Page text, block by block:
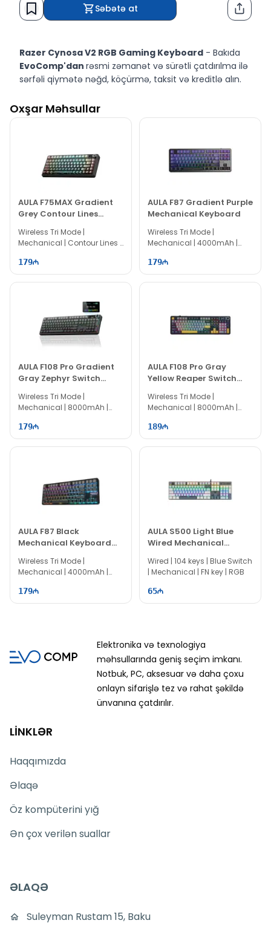
Səbətə at
Razer Cynosa V2 RGB Gaming Keyboard - Bakıda
EvoComp'dan rəsmi zəmanət və sürətli çatdırılma ilə
sərfəli qiymətə nəğd, köçürmə, taksit və kreditlə alın.
Oxşar Məhsullar
AULA F75MAX Gradient
Grey Contour Lines
Mechanical Keyboard
Wireless Tri Mode |
Mechanical | Contour Lines |
179
AULA F87 Gradient Purple
Mechanical Keyboard
Wireless Tri Mode |
Mechanical | 4000mAh |
179
AULA F108 Pro Gradient
Gray Zephyr Switch
Wireless Keyboard
Wireless Tri Mode |
Mechanical | 8000mAh |
179
AULA F108 Pro Gray
Yellow Reaper Switch
Wireless Keyboard
Wireless Tri Mode |
Mechanical | 8000mAh |
189
AULA F87 Black
Mechanical Keyboard
Space Crystal Switch
Wireless Tri Mode |
Mechanical | 4000mAh |
179
AULA S500 Light Blue
Wired Mechanical
Gaming Keyboard
Wired | 104 keys | Blue Switch
| Mechanical | FN key | RGB
65
Elektronika və texnologiya
məhsullarında geniş seçim imkanı.
Notbuk, PC, aksesuar və daha çoxu
onlayn sifarişlə tez və rahat şəkildə
ünvanına çatdırılır.
LİNKLƏR
Haqqımızda
Əlaqə
Öz kompüterini yığ
Ən çox verilən suallar
ƏLAQƏ
Suleyman Rustam 15, Baku